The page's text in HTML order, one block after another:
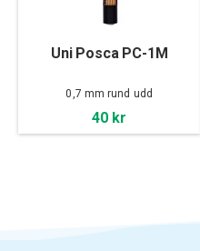
Uni Posca PC-1M
0,7 mm rund udd
40 kr